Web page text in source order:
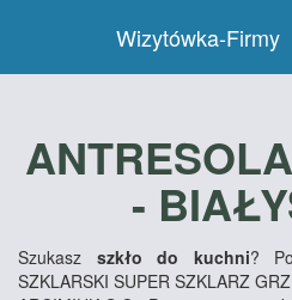
Wizytówka-Firmy
-
Szukasz szkło do kuchni?
SZKLARSKI SUPER SZKLARZ